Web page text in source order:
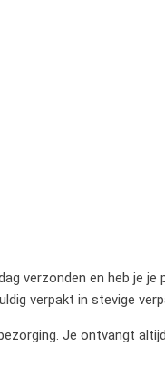
verzonden en heb je
verpakt in stevige
Je ontvangt